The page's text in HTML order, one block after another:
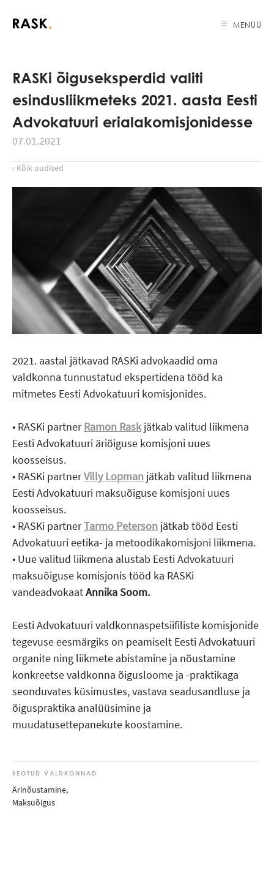
MENÜÜ
RASKi õiguseksperdid valiti
esindusliikmeteks 2021. aasta Eesti
Advokatuuri erialakomisjonidesse
07.01.2021
‹ Kõik uudised
2021. aastal jätkavad RASKi advokaadid oma
valdkonna tunnustatud ekspertidena tööd ka
mitmetes Eesti Advokatuuri komisjonides.
• RASKi partnerRamon Raskjätkab valitud liikmena
Eesti Advokatuuri äriõiguse komisjoni uues
koosseisus.
• RASKi partnerVilly Lopman jätkab valitud liikmena
Eesti Advokatuuri maksuõiguse komisjoni uues
koosseisus.
• RASKi partnerTarmo Peterson jätkab tööd Eesti
Advokatuuri eetika- ja metoodikakomisjoni liikmena.
• Uue valitud liikmena alustab Eesti Advokatuuri
maksuõiguse komisjonis tööd ka RASKi
vandeadvokaatAnnika Soom.
Eesti Advokatuuri valdkonnaspetsiifiliste komisjonide
tegevuse eesmärgiks on peamiselt Eesti Advokatuuri
organite ning liikmete abistamine ja nõustamine
konkreetse valdkonna õigusloome ja -praktikaga
seonduvates küsimustes, vastava seadusandluse ja
õiguspraktika analüüsimine ja
muudatusettepanekute koostamine.
SEOTUD VALDKONNAD
Ärinõustamine,
Maksuõigus